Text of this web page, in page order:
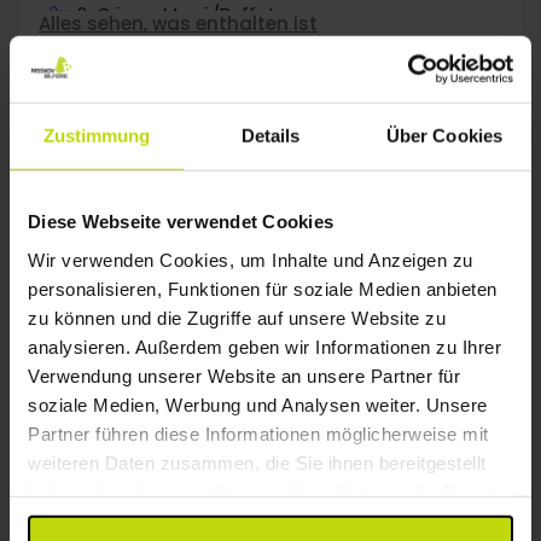
Zustimmung Details Über Cookies
Diese Webseite verwendet Cookies
Wir verwenden Cookies, um Inhalte und Anzeigen zu
personalisieren, Funktionen für soziale Medien anbieten
zu können und die Zugriffe auf unsere Website zu
analysieren. Außerdem geben wir Informationen zu Ihrer
Verwendung unserer Website an unsere Partner für
soziale Medien, Werbung und Analysen weiter. Unsere
Partner führen diese Informationen möglicherweise mit
weiteren Daten zusammen, die Sie ihnen bereitgestellt
gesammelt haben.
2x 2-Gänge Menü/Buffet
2x Kaffee zum Mitnehmen
∞
Alles sehen, was enthalten ist
Gesamt 370,- Gesamt 370,-
Okt
Sparen bis zu
Hotel BramslevGaard